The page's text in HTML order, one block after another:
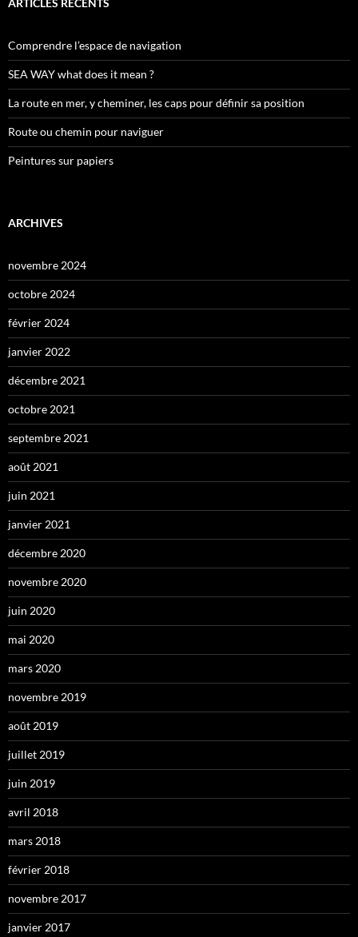
ARTICLES RÉCENTS
Comprendre l’espace de navigation
SEA WAY what does it mean ?
La route en mer, y cheminer, les caps pour définir sa position
Route ou chemin pour naviguer
Peintures sur papiers
ARCHIVES
novembre 2024
octobre 2024
février 2024
janvier 2022
décembre 2021
octobre 2021
septembre 2021
août 2021
juin 2021
janvier 2021
décembre 2020
novembre 2020
juin 2020
mai 2020
mars 2020
novembre 2019
août 2019
juillet 2019
juin 2019
avril 2018
mars 2018
février 2018
novembre 2017
janvier 2017